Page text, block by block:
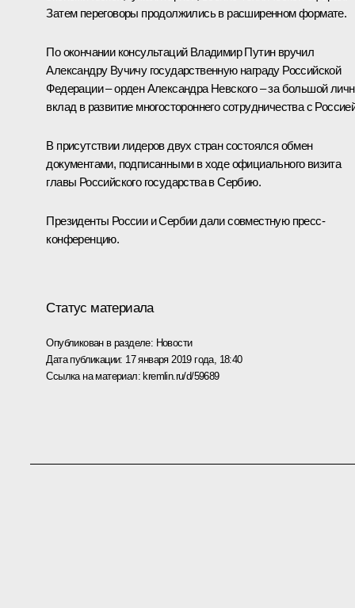
Затем переговоры продолжились в расширенном формате.
По окончании консультаций Владимир Путин вручил
Александру Вучичу государственную награду Российской
Федерации – орден Александра Невского – за большой
вклад в развитие многостороннего сотрудничества с
В присутствии лидеров двух стран состоялся обмен
документами, подписанными в ходе официального визита
главы Российского государства в Сербию.
Президенты России и Сербии дали совместную пресс-
конференцию.
Статус материала
Опубликован в разделе: Новости
Дата публикации: 17 января 2019 года, 18:40
Ссылка на материал: kremlin.ru/d/59689